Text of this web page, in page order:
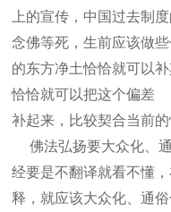
上的宣传，中国过去制
念佛等死，生前应该做
的东方净土恰恰就可以
恰恰就可以把这个偏差
补起来，比较契合当前的
佛法弘扬要大众化、
经要是不翻译就看不懂
释，就应该大众化、通